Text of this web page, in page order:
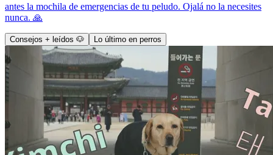
antes la mochila de emergencias de tu peludo. Ojalá no la necesites
nunca. 🙏
Consejos + leídos 🐶 Lo último en perros